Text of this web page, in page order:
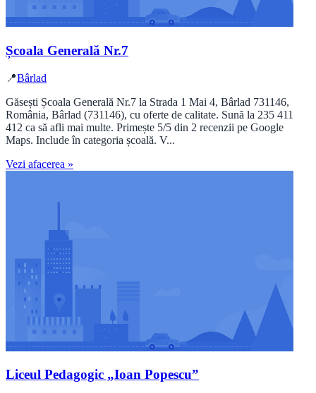
Școala Generală Nr.7
📍Bârlad
Găsești Școala Generală Nr.7 la Strada 1 Mai 4, Bârlad 731146,
România, Bârlad (731146), cu oferte de calitate. Sună la 235 411
412 ca să afli mai multe. Primește 5/5 din 2 recenzii pe Google
Maps. Include în categoria școală. V...
Vezi afacerea »
Liceul Pedagogic „Ioan Popescu”